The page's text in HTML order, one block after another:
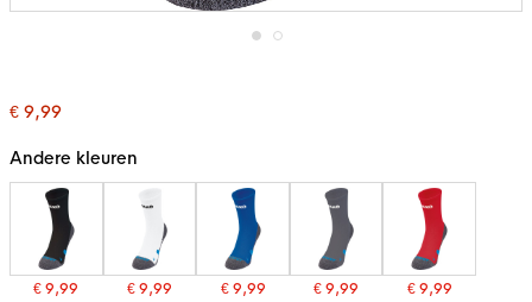
begin
de
gallerij
€ 9,99
Andere kleuren
€ 9,99 € 9,99 € 9,99 € 9,99 € 9,99